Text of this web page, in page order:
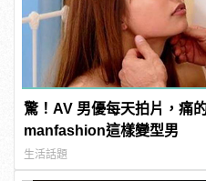
驚！AV 男優每天拍片，痛
manfashion這樣變型男
生活話題